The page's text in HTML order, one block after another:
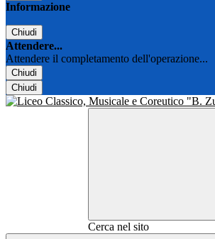
Informazione
Chiudi
Attendere...
Attendere il completamento dell'operazione...
Chiudi
Chiudi
Cerca nel sito